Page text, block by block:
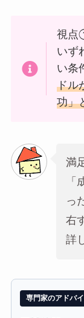
視点
いず
い条
ドル
功」
満
「
っ
右
詳
専門家のアドバ